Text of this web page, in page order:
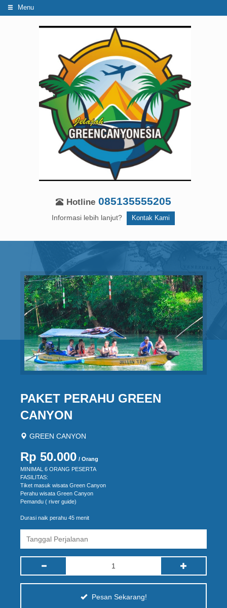
Menu
Hotline 085135555205
Informasi lebih lanjut? Kontak Kami
PAKET PERAHU GREEN
CANYON
GREEN CANYON
Rp 50.000 / Orang
MINIMAL 6 ORANG PESERTA
FASILITAS:
Tiket masuk wisata Green Canyon
Perahu wisata Green Canyon
Pemandu ( river guide)
Durasi naik perahu 45 menit
Pesan Sekarang!